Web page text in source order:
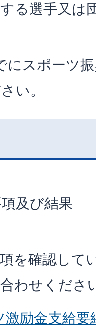
る選手又は
にスポーツ
い。
及び結果
を確認して
わせくださ
激励金支給